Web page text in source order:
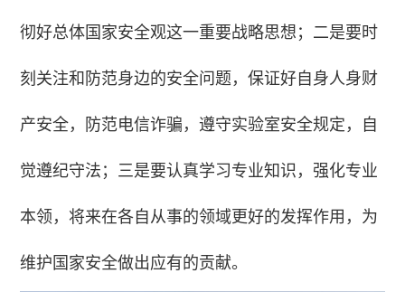
彻好总体国家安全观这一重要战略思想；二是要时
刻关注和防范身边的安全问题，保证好自身人身财
产安全，防范电信诈骗，遵守实验室安全规定，自
觉遵纪守法；三是要认真学习专业知识，强化专业
本领，将来在各自从事的领域更好的发挥作用，为
维护国家安全做出应有的贡献。